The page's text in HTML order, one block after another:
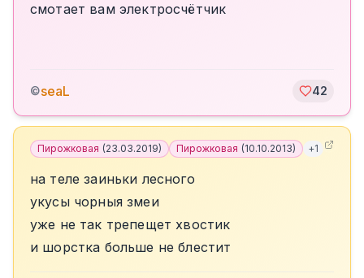
cмотает вам электросчётчик
©seaL 42
Пирожковая (23.03.2019) Пирожковая (10.10.2013) +1
на теле заиньки лесного
укусы чорныя змеи
уже не так трепещет хвостик
и шорстка больше не блестит